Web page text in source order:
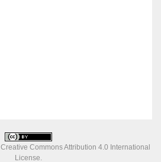
Creative Commons Attribution 4.0 International
License